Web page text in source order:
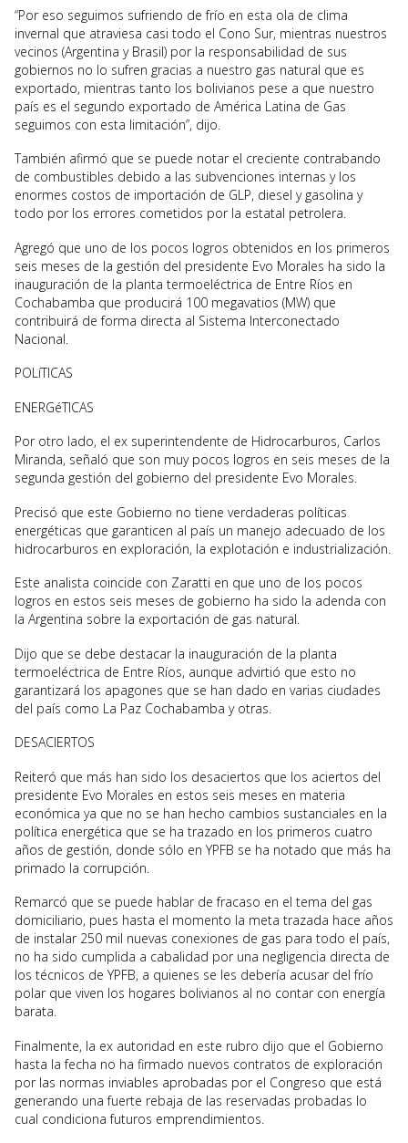
“Por eso seguimos sufriendo de frío en esta ola de clima
invernal que atraviesa casi todo el Cono Sur, mientras nuestros
vecinos (Argentina y Brasil) por la responsabilidad de sus
gobiernos no lo sufren gracias a nuestro gas natural que es
exportado, mientras tanto los bolivianos pese a que nuestro
país es el segundo exportado de América Latina de Gas
seguimos con esta limitación”, dijo.
También afirmó que se puede notar el creciente contrabando
de combustibles debido a las subvenciones internas y los
enormes costos de importación de GLP, diesel y gasolina y
todo por los errores cometidos por la estatal petrolera.
Agregó que uno de los pocos logros obtenidos en los primeros
seis meses de la gestión del presidente Evo Morales ha sido la
inauguración de la planta termoeléctrica de Entre Ríos en
Cochabamba que producirá 100 megavatios (MW) que
contribuirá de forma directa al Sistema Interconectado
Nacional.
POLíTICAS
ENERGéTICAS
Por otro lado, el ex superintendente de Hidrocarburos, Carlos
Miranda, señaló que son muy pocos logros en seis meses de la
segunda gestión del gobierno del presidente Evo Morales.
Precisó que este Gobierno no tiene verdaderas políticas
energéticas que garanticen al país un manejo adecuado de los
hidrocarburos en exploración, la explotación e industrialización.
Este analista coincide con Zaratti en que uno de los pocos
logros en estos seis meses de gobierno ha sido la adenda con
la Argentina sobre la exportación de gas natural.
Dijo que se debe destacar la inauguración de la planta
termoeléctrica de Entre Ríos, aunque advirtió que esto no
garantizará los apagones que se han dado en varias ciudades
del país como La Paz Cochabamba y otras.
DESACIERTOS
Reiteró que más han sido los desaciertos que los aciertos del
presidente Evo Morales en estos seis meses en materia
económica ya que no se han hecho cambios sustanciales en la
política energética que se ha trazado en los primeros cuatro
años de gestión, donde sólo en YPFB se ha notado que más ha
primado la corrupción.
Remarcó que se puede hablar de fracaso en el tema del gas
domiciliario, pues hasta el momento la meta trazada hace años
de instalar 250 mil nuevas conexiones de gas para todo el país,
no ha sido cumplida a cabalidad por una negligencia directa de
los técnicos de YPFB, a quienes se les debería acusar del frío
polar que viven los hogares bolivianos al no contar con energía
barata.
Finalmente, la ex autoridad en este rubro dijo que el Gobierno
hasta la fecha no ha firmado nuevos contratos de exploración
por las normas inviables aprobadas por el Congreso que está
generando una fuerte rebaja de las reservadas probadas lo
cual condiciona futuros emprendimientos.